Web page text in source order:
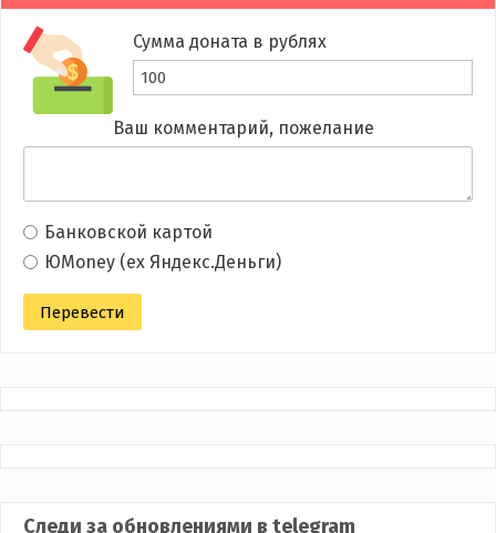
Сумма доната в рублях
Ваш комментарий, пожелание
Банковской картой
ЮMoney (ex Яндекс.Деньги)
Следи за обновлениями в telegram